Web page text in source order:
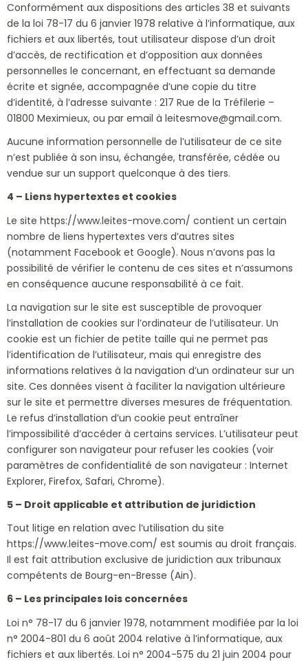
Conformément aux dispositions des articles 38 et suivants
de la loi 78-17 du 6 janvier 1978 relative à l’informatique, aux
fichiers et aux libertés, tout utilisateur dispose d’un droit
d’accès, de rectification et d’opposition aux données
personnelles le concernant, en effectuant sa demande
écrite et signée, accompagnée d’une copie du titre
d’identité, à l’adresse suivante : 217 Rue de la Tréfilerie –
01800 Meximieux, ou par email à leitesmove@gmail.com.
Aucune information personnelle de l’utilisateur de ce site
n’est publiée à son insu, échangée, transférée, cédée ou
vendue sur un support quelconque à des tiers.
4 – Liens hypertextes et cookies
Le site https://www.leites-move.com/ contient un certain
nombre de liens hypertextes vers d’autres sites
(notamment Facebook et Google). Nous n’avons pas la
possibilité de vérifier le contenu de ces sites et n’assumons
en conséquence aucune responsabilité à ce fait.
La navigation sur le site est susceptible de provoquer
l’installation de cookies sur l’ordinateur de l’utilisateur. Un
cookie est un fichier de petite taille qui ne permet pas
l’identification de l’utilisateur, mais qui enregistre des
informations relatives à la navigation d’un ordinateur sur un
site. Ces données visent à faciliter la navigation ultérieure
sur le site et permettre diverses mesures de fréquentation.
Le refus d’installation d’un cookie peut entraîner
l’impossibilité d’accéder à certains services. L’utilisateur peut
configurer son navigateur pour refuser les cookies (voir
paramètres de confidentialité de son navigateur : Internet
Explorer, Firefox, Safari, Chrome).
5 – Droit applicable et attribution de juridiction
Tout litige en relation avec l’utilisation du site
https://www.leites-move.com/ est soumis au droit français.
Il est fait attribution exclusive de juridiction aux tribunaux
compétents de Bourg-en-Bresse (Ain).
6 – Les principales lois concernées
Loi n° 78-17 du 6 janvier 1978, notamment modifiée par la loi
n° 2004-801 du 6 août 2004 relative à l’informatique, aux
fichiers et aux libertés. Loi n° 2004-575 du 21 juin 2004 pour